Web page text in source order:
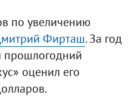
по увеличению
Фирташ. За год
прошлогодний
оценил его